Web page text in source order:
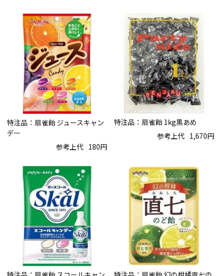
特注品：扇雀飴 ジュースキャン
デー
参考上代 180円
特注品：扇雀飴 1kg黒あめ
参考上代 1,670円